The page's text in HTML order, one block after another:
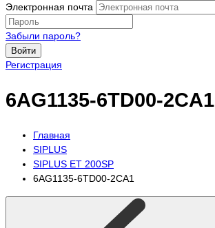
Электронная почта
Забыли пароль?
Войти
Регистрация
6AG1135-6TD00-2CA1
Главная
SIPLUS
SIPLUS ET 200SP
6AG1135-6TD00-2CA1